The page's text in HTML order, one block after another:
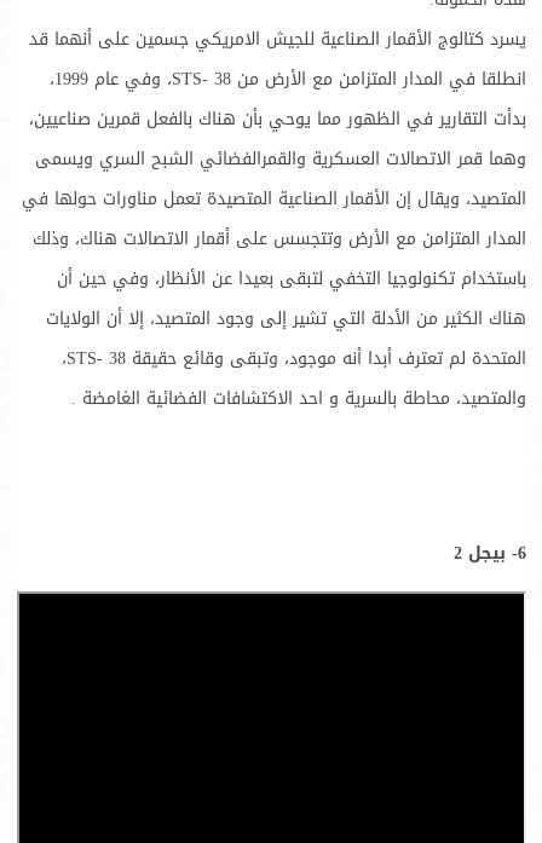
يسرد كتالوج الأقمار الصناعية للجيش الامريكي جسمين على أنهما قد
انطلقا في المدار المتزامن مع الأرض من STS- 38، وفي عام 1999،
بدأت التقارير في الظهور مما يوحي بأن هناك بالفعل قمرين صناعيين،
وهما قمر الاتصالات العسكرية والقمرالفضائي الشبح السري ويسمى
المتصيد، ويقال إن الأقمار الصناعية المتصيدة تعمل مناورات حولها في
المدار المتزامن مع الأرض وتتجسس على أقمار الاتصالات هناك، وذلك
باستخدام تكنولوجيا التخفي لتبقى بعيدا عن الأنظار، وفي حين أن
هناك الكثير من الأدلة التي تشير إلى وجود المتصيد، إلا أن الولايات
المتحدة لم تعترف أبدا أنه موجود، وتبقى وقائع حقيقة STS- 38،
والمتصيد، محاطة بالسرية و احد الاكتشافات الفضائية الغامضة .
6- بيجل 2